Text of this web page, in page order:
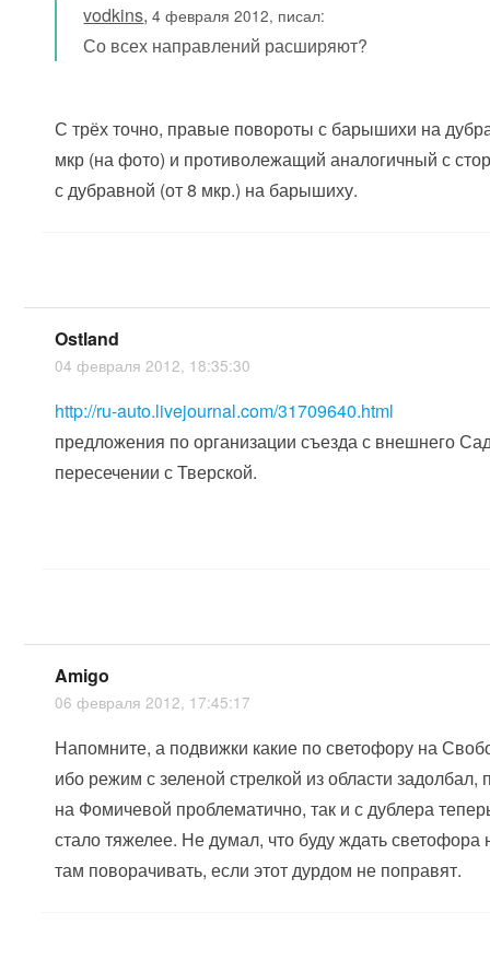
vodkins,4 февраля 2012, писал:
Со всех направлений расширяют?
С трёх точно, правые повороты с барышихи на
мкр (на фото) и противолежащий аналогичный с
с дубравной (от 8 мкр.) на барышиху.
Ostland
04 февраля 2012, 18:35:30
http://ru-auto.livejournal.com/31709640.html
предложения по организации съезда с внешнего
пересечении с Тверской.
Amigo
06 февраля 2012, 17:45:17
Напомните, а подвижки какие по светофору на
ибо режим с зеленой стрелкой из области задолбал,
на Фомичевой проблематично, так и с дублера
стало тяжелее. Не думал, что буду ждать светофора
там поворачивать, если этот дурдом не поправят.